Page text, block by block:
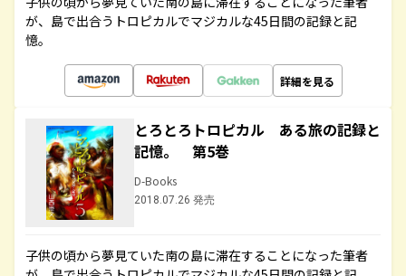
が、島で出合うトロピカルでマジカルな45日間の記録と記
憶。
詳細を見る
とろとろトロピカル ある旅の記録と
記憶。 第5巻
D-Books
2018.07.26 発売
子供の頃から夢見ていた南の島に滞在することになった筆者